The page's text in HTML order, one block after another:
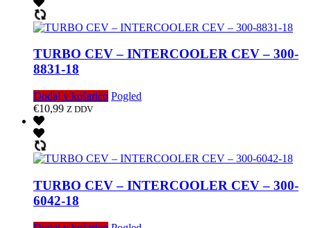
TURBO CEV – INTERCOOLER CEV – 300-
8831-18
Dodaj v košarico Pogled
€10,99 Z DDV
TURBO CEV – INTERCOOLER CEV – 300-
6042-18